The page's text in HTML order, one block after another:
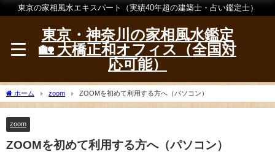
東京の家相風水エキスパート（実績40年超の建築士・占い鑑定士）
東京・神奈川の家相風水鑑定
🏡 大橋正和オフィス（全国対
応可能）
ホーム zoom ZOOMを初めて利用する方へ（パソコン）
zoom
ZOOMを初めて利用する方へ（パソコン）